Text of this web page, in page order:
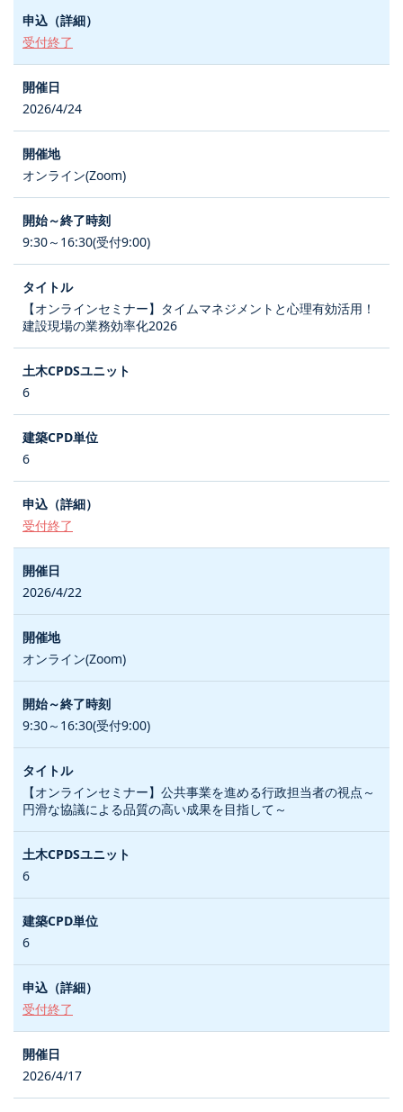
受付終了
2026/4/24
オンライン(Zoom)
9:30～16:30(受付9:00)
【オンラインセミナー】タイムマネジメントと心理有効活用！
建設現場の業務効率化2026
6
6
受付終了
2026/4/22
オンライン(Zoom)
9:30～16:30(受付9:00)
【オンラインセミナー】公共事業を進める行政担当者の視点～
円滑な協議による品質の高い成果を目指して～
6
6
受付終了
2026/4/17